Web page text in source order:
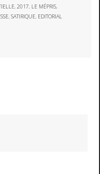
,2017, LE MÉPRIS,
,SATIRIQUE, EDITORIAL